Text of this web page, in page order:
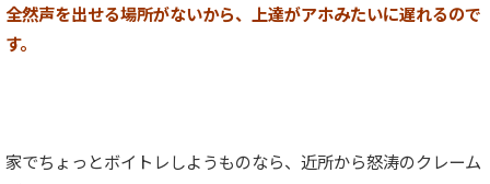
全然声を出せる場所がないから、上達がアホみたいに遅れるので
す。
家でちょっとボイトレしようものなら、近所から怒涛のクレーム